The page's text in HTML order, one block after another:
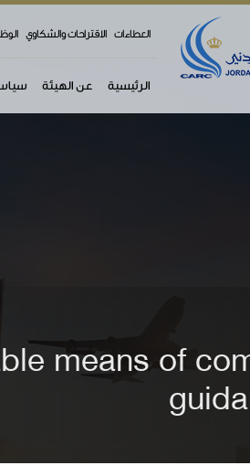
العطاءات الاقتراحات والشكاوي
الرئيسية عن الهيئة
means of